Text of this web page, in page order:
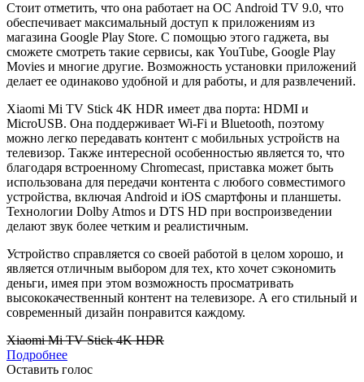
Стоит отметить, что она работает на ОС Android TV 9.0, что
обеспечивает максимальный доступ к приложениям из
магазина Google Play Store. С помощью этого гаджета, вы
сможете смотреть такие сервисы, как YouTube, Google Play
Movies и многие другие. Возможность установки приложений
делает ее одинаково удобной и для работы, и для развлечений.
Xiaomi Mi TV Stick 4K HDR имеет два порта: HDMI и
MicroUSB. Она поддерживает Wi-Fi и Bluetooth, поэтому
можно легко передавать контент с мобильных устройств на
телевизор. Также интересной особенностью является то, что
благодаря встроенному Chromecast, приставка может быть
использована для передачи контента с любого совместимого
устройства, включая Android и iOS смартфоны и планшеты.
Технологии Dolby Atmos и DTS HD при воспроизведении
делают звук более четким и реалистичным.
Устройство справляется со своей работой в целом хорошо, и
является отличным выбором для тех, кто хочет сэкономить
деньги, имея при этом возможность просматривать
высококачественный контент на телевизоре. А его стильный и
современный дизайн понравится каждому.
Xiaomi Mi TV Stick 4K HDR
Подробнее
Оставить голос